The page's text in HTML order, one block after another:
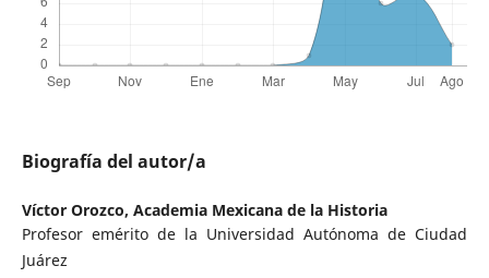
Biografía del autor/a
Víctor Orozco, Academia Mexicana de la Historia
Profesor emérito de la Universidad Autónoma de Ciudad
Juárez